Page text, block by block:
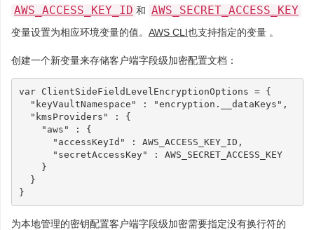
AWS_ACCESS_KEY_ID 和 AWS_SECRET_ACCESS_KEY
变量设置为相应环境变量的值。 AWS CLI也支持指定的变量 。
创建一个新变量来存储客户端字段级加密配置文档：
var ClientSideFieldLevelEncryptionOptions =
{
"keyVaultNamespace"
: "encryption.__dataKeys" ,
"kmsProviders"
:
{
"aws"
:
{
"accessKeyId"
: AWS_ACCESS_KEY_ID ,
"secretAccessKey"
:
AWS_SECRET_ACCESS_KEY
}
}
}
为本地管理的密钥配置客户端字段级加密需要指定没有换行符的